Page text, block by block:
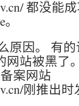
都没能
原因。 有
网站被黑了
案网站
刚推出